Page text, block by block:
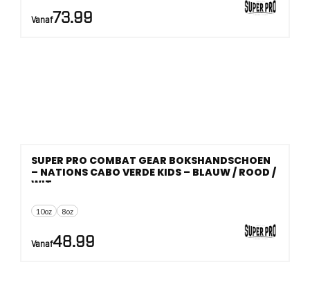
Vanaf73.99
10oz 8oz
SUPER PRO COMBAT GEAR BOKSHANDSCHOEN
– NATIONS CABO VERDE KIDS – BLAUW / ROOD /
WIT
Vanaf48.99